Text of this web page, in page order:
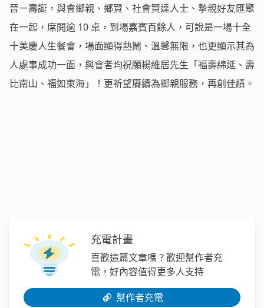
晉ㄧ壽誕，與會鄉親、鄉賢、社會賢達人士、摯親好友匯聚
在一起，席開逾 10 桌，到場嘉賓百餘人，可說是一場十全
十美慶人生餐會，場面顯得熱鬧、溫馨無限，也更顯示其為
人處事成功一面，與會者均祝願楊維居先生「福壽綿延、壽
比南山、福如東海」！更祈望賡續為鄉親服務，再創佳績。
充電計畫
喜歡這篇文章嗎？歡迎幫作者充
電，好內容值得更多人支持
幫作者充電